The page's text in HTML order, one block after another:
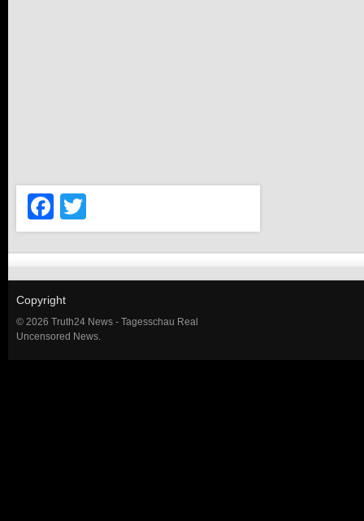
Facebook
Copyright
© 2026 Truth24 News - Tagesschau Real
Uncensored News.